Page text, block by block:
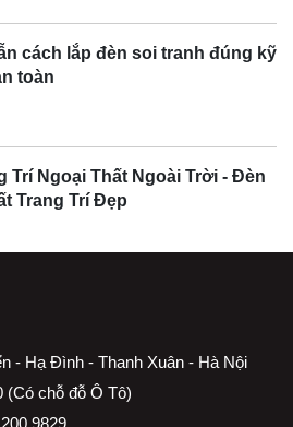
cách lắp đèn soi tranh đúng kỹ
toàn
Trí Ngoại Thất Ngoài Trời - Đèn
Trang Trí Đẹp
- Hạ Đình - Thanh Xuân - Hà Nội
(Có chỗ đỗ Ô Tô)